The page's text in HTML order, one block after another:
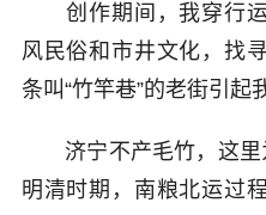
创作期间，我穿行运
风民俗和市井文化，找
条叫“竹竿巷”的老街引起
济宁不产毛竹，这里
明清时期，南粮北运过